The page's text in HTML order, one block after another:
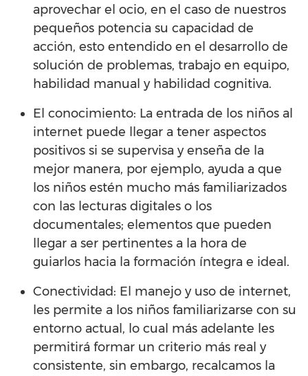
aprovechar el ocio, en el caso de nuestros
pequeños potencia su capacidad de
acción, esto entendido en el desarrollo de
solución de problemas, trabajo en equipo,
habilidad manual y habilidad cognitiva.
El conocimiento: La entrada de los niños al
internet puede llegar a tener aspectos
positivos si se supervisa y enseña de la
mejor manera, por ejemplo, ayuda a que
los niños estén mucho más familiarizados
con las lecturas digitales o los
documentales; elementos que pueden
llegar a ser pertinentes a la hora de
guiarlos hacia la formación íntegra e ideal.
Conectividad: El manejo y uso de internet,
les permite a los niños familiarizarse con su
entorno actual, lo cual más adelante les
permitirá formar un criterio más real y
consistente, sin embargo, recalcamos la